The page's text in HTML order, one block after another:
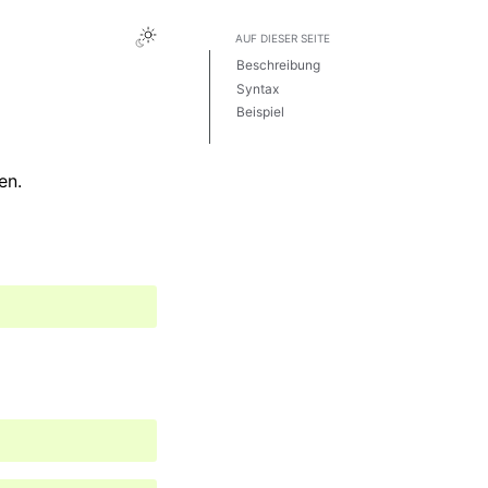
AUF DIESER SEITE
Beschreibung
Syntax
Beispiel